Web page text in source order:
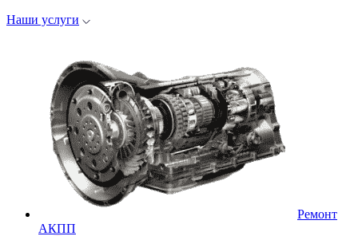
Наши услуги
Ремонт
АКПП